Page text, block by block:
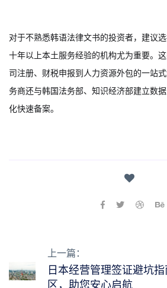
对于不熟悉韩语法律文书的投资者，建议
十年以上本土服务经验的机构尤为重要。
司注册、财税申报到人力资源外包的一站
务商还与韩国法务部、知识经济部建立数
化快速备案。
上一篇：
日本经营管理签证避坑
区，助您安心启航